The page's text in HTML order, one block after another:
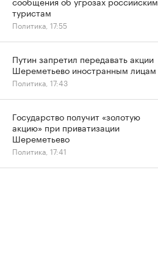
туристам
Политика, 17:55
Путин запретил передавать акции
Шереметьево иностранным лицам
Политика, 17:43
Государство получит «золотую
акцию» при приватизации
Шереметьево
Политика, 17:41